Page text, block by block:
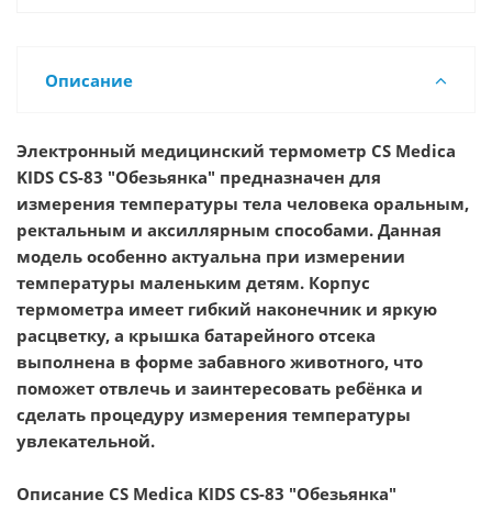
Описание
Электронный медицинский термометр CS Medica
KIDS CS-83 "Обезьянка" предназначен для
измерения температуры тела человека оральным,
ректальным и аксиллярным способами. Данная
модель особенно актуальна при измерении
температуры маленьким детям. Корпус
термометра имеет гибкий наконечник и яркую
расцветку, а крышка батарейного отсека
выполнена в форме забавного животного, что
поможет отвлечь и заинтересовать ребёнка и
сделать процедуру измерения температуры
увлекательной.
Описание CS Medica KIDS CS-83 "Обезьянка"